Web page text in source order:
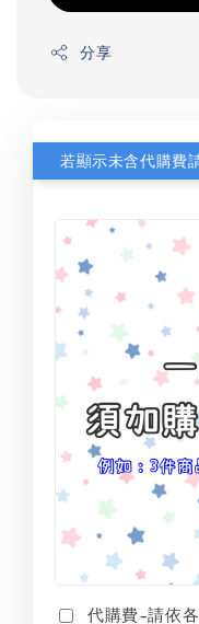
分享
代購費-請依